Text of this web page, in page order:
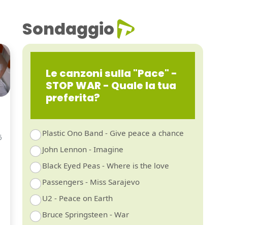
Sondaggio
Le canzoni sulla "Pace" -
STOP WAR - Quale la tua
preferita?
Plastic Ono Band - Give peace a chance
John Lennon - Imagine
Black Eyed Peas - Where is the love
Passengers - Miss Sarajevo
U2 - Peace on Earth
Bruce Springsteen - War